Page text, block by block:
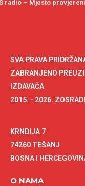
radio – Mjesto
SVA PRAVA
ZABRANJENO
IZDAVAČA
2015. - 2026.
KRNDIJA 7
74260 TEŠANJ
BOSNA I
O NAMA